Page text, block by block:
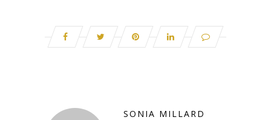
SONIA MILLARD